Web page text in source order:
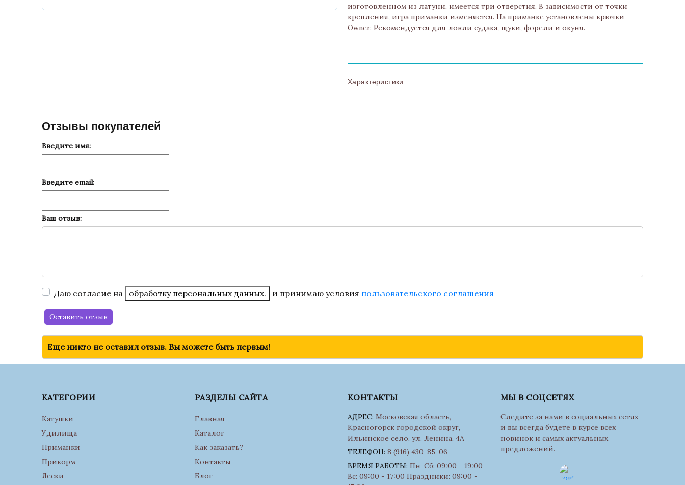
изготовленном из латуни, имеется три отверстия. В зависимости от точки
крепления, игра приманки изменяется. На приманке установлены крючки
Owner. Рекомендуется для ловли судака, щуки, форели и окуня.
Характеристики
Отзывы покупателей
Введите имя:
Введите email:
Ваш отзыв:
Даю согласие на обработку персональных данных. и принимаю условия пользовательского соглашения
Оставить отзыв
Еще никто не оставил отзыв. Вы можете быть первым!
КАТЕГОРИИ
Катушки
Удилища
Приманки
Прикорм
Лески
РАЗДЕЛЫ САЙТА
Главная
Каталог
Как заказать?
Контакты
Блог
КОНТАКТЫ
АДРЕС: Московская область,
Красногорск городской округ,
Ильинское село, ул. Ленина, 4А
ТЕЛЕФОН: 8 (916) 430-85-06
ВРЕМЯ РАБОТЫ: Пн-Сб: 09:00 - 19:00
Вс: 09:00 - 17:00 Праздники: 09:00 -
МЫ В СОЦСЕТЯХ
Следите за нами в социальных сетях
и вы всегда будете в курсе всех
новинок и самых актуальных
предложений.